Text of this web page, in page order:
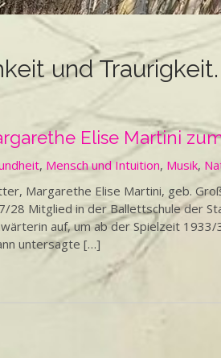
und
Elise Martini
, Mensch und Intuition, Musik,
Margarethe Elise Martini, geb.
28 Mitglied in der Ballettschule der
auf, um ab der Spielzeit 1933/
untersagte […]